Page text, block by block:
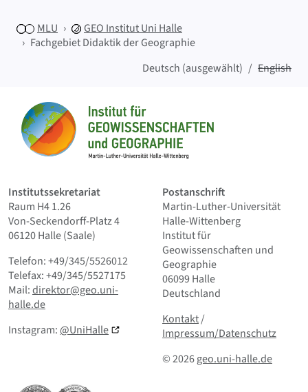
MLU GEO Institut Uni Halle
Fachgebiet Didaktik der Geographie
Deutsch (ausgewählt)
English
Startseite
Institutssekretariat
Raum H4 1.26
Von-Seckendorff-Platz 4
06120 Halle (Saale)
Telefon: +49/345/5526012
Telefax: +49/345/5527175
Mail:direktor@geo.uni-
halle.de
Instagram:@UniHalle
Postanschrift
Martin-Luther-Universität
Halle-Wittenberg
Institut für
Geowissenschaften und
Geographie
06099 Halle
Deutschland
Kontaktund Kleingedrucktes
Kontakt/
Impressum/Datenschutz
© 2026geo.uni-halle.de